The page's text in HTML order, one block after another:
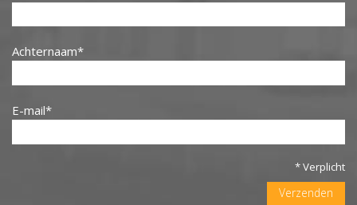
Achternaam
E-mail
* Verplicht
Verzenden